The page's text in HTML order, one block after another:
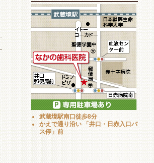
武蔵境駅南口徒歩8分
かえで通り沿い 「井口・日赤入口バ
ス停」前